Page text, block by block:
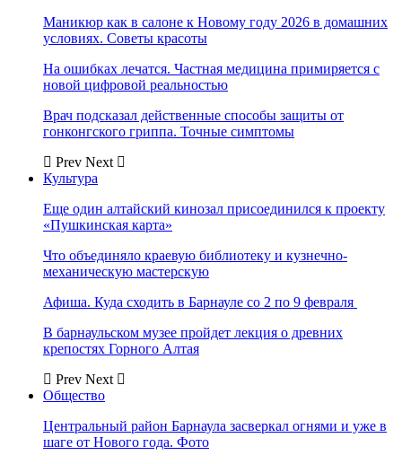
Маникюр как в салоне к Новому году 2026 в домашних
условиях. Советы красоты
На ошибках лечатся. Частная медицина примиряется с
новой цифровой реальностью
Врач подсказал действенные способы защиты от
гонконгского гриппа. Точные симптомы
Prev Next
Культура
Еще один алтайский кинозал присоединился к проекту
«Пушкинская карта»
Что объединяло краевую библиотеку и кузнечно-
механическую мастерскую
Афиша. Куда сходить в Барнауле со 2 по 9 февраля
В барнаульском музее пройдет лекция о древних
крепостях Горного Алтая
Prev Next
Общество
Центральный район Барнаула засверкал огнями и уже в
шаге от Нового года. Фото